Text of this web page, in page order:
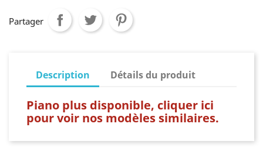
Partager
Description Détails du produit
Piano plus disponible, cliquer ici
pour voir nos modèles similaires.